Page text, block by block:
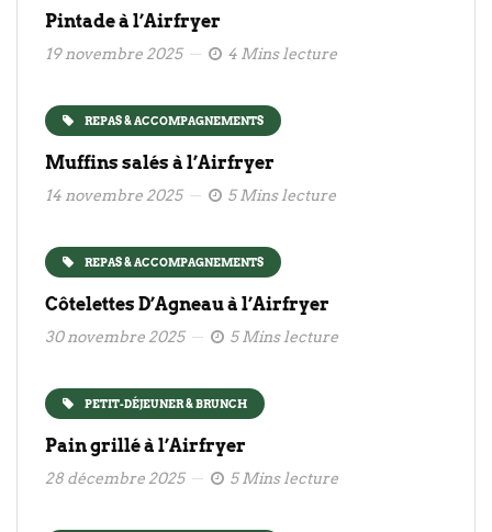
Pintade à l’Airfryer
19 novembre 2025 4 Mins lecture
REPAS & ACCOMPAGNEMENTS
Muffins salés à l’Airfryer
14 novembre 2025 5 Mins lecture
REPAS & ACCOMPAGNEMENTS
Côtelettes D’Agneau à l’Airfryer
30 novembre 2025 5 Mins lecture
PETIT-DÉJEUNER & BRUNCH
Pain grillé à l’Airfryer
28 décembre 2025 5 Mins lecture